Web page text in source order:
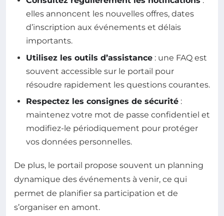
elles annoncent les nouvelles offres, dates
d’inscription aux événements et délais
importants.
Utilisez les outils d’assistance : une FAQ est
souvent accessible sur le portail pour
résoudre rapidement les questions courantes.
Respectez les consignes de sécurité :
maintenez votre mot de passe confidentiel et
modifiez-le périodiquement pour protéger
vos données personnelles.
De plus, le portail propose souvent un planning
dynamique des événements à venir, ce qui
permet de planifier sa participation et de
s’organiser en amont.